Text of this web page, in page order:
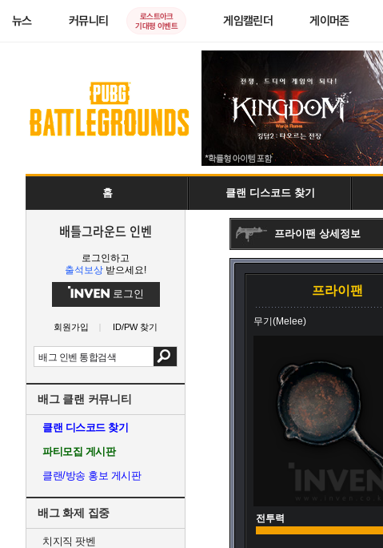
뉴스 커뮤니티
로스트아크
기대평 이벤트
게임캘린더 게이머존
홈 클랜 디스코드 찾기
배틀그라운드 인벤
로그인하고
출석보상 받으세요!
로그인
회원가입 ID/PW 찾기
배그 클랜 커뮤니티
클랜 디스코드 찾기
파티모집 게시판
클랜/방송 홍보 게시판
배그 화제 집중
치지직 팟벤
프라이팬 상세정보
프라이팬
무기(Melee)
전투력